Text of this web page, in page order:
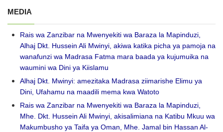
MEDIA
Rais wa Zanzibar na Mwenyekiti wa Baraza la Mapinduzi,
Alhaj Dkt. Hussein Ali Mwinyi, akiwa katika picha ya pamoja na
wanafunzi wa Madrasa Fatma mara baada ya kujumuika na
waumini wa Dini ya Kiislamu
Alhaj Dkt. Mwinyi: amezitaka Madrasa ziimarishe Elimu ya
Dini, Ufahamu na maadili mema kwa Watoto
Rais wa Zanzibar na Mwenyekiti wa Baraza la Mapinduzi,
Mhe. Dkt. Hussein Ali Mwinyi, akisalimiana na Katibu Mkuu wa
Makumbusho ya Taifa ya Oman, Mhe. Jamal bin Hassan Al-